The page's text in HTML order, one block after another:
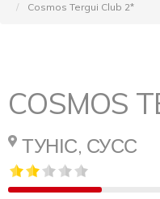
Cosmos Tergui Club 2*
COSMOS
ТУНІС, СУСС